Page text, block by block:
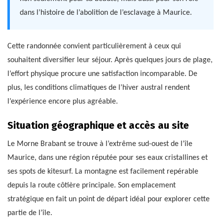
dans l’histoire de l’abolition de l’esclavage à Maurice.
Cette randonnée convient particulièrement à ceux qui
souhaitent diversifier leur séjour. Après quelques jours de plage,
l’effort physique procure une satisfaction incomparable. De
plus, les conditions climatiques de l’hiver austral rendent
l’expérience encore plus agréable.
Situation géographique et accès au site
Le Morne Brabant se trouve à l’extrême sud-ouest de l’île
Maurice, dans une région réputée pour ses eaux cristallines et
ses spots de kitesurf. La montagne est facilement repérable
depuis la route côtière principale. Son emplacement
stratégique en fait un point de départ idéal pour explorer cette
partie de l’île.